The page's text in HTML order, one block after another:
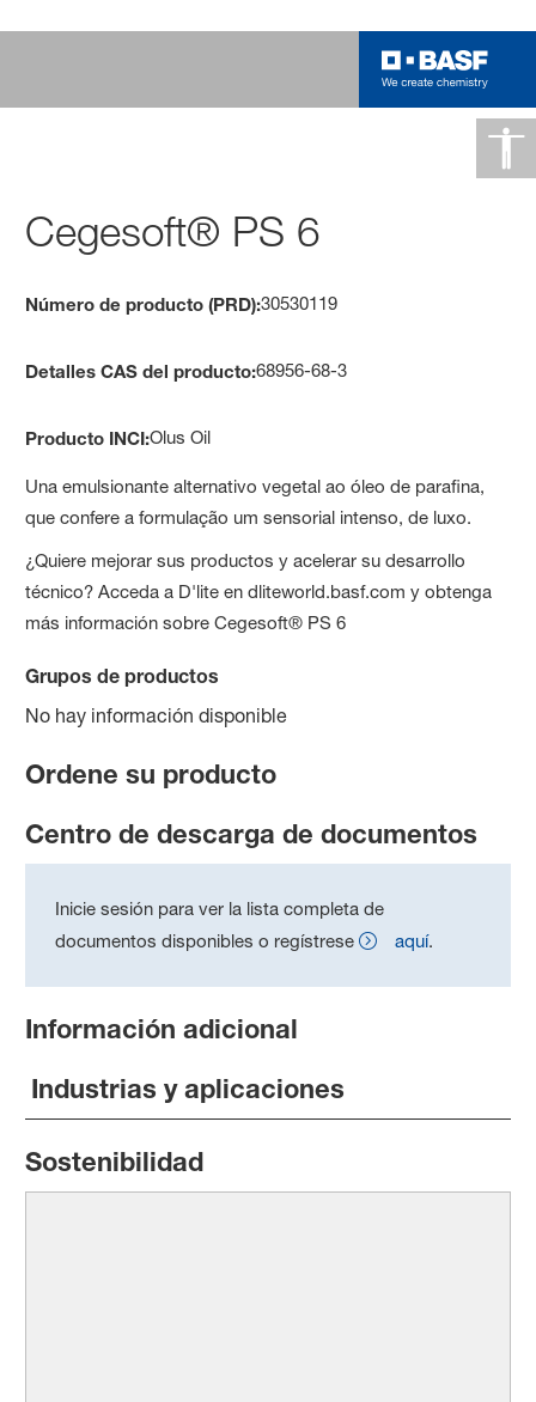
Cegesoft® PS 6
Número de producto (PRD):30530119
Detalles CAS del producto:68956-68-3
Producto INCI:Olus Oil
Una emulsionante alternativo vegetal ao óleo de parafina,
que confere a formulação um sensorial intenso, de luxo.
¿Quiere mejorar sus productos y acelerar su desarrollo
técnico? Acceda a D'lite en dliteworld.basf.com y obtenga
más información sobreCegesoft® PS 6
Grupos de productos
No hay información disponible
Ordene su producto
Centro de descarga de documentos
Inicie sesión para ver la lista completa de
documentos disponibles o regístrese
aquí.
Información adicional
Industrias y aplicaciones
Sostenibilidad